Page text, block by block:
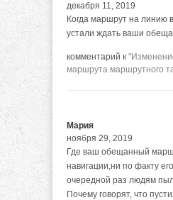
декабря 11, 2019
Когда маршрут на линию
устали ждать ваши
комментарий к
маршрута маршрутного
Мария
ноября 29, 2019
Где ваш обещанный
навигации,ни по факту
очередной раз людям
Почему говорят, что